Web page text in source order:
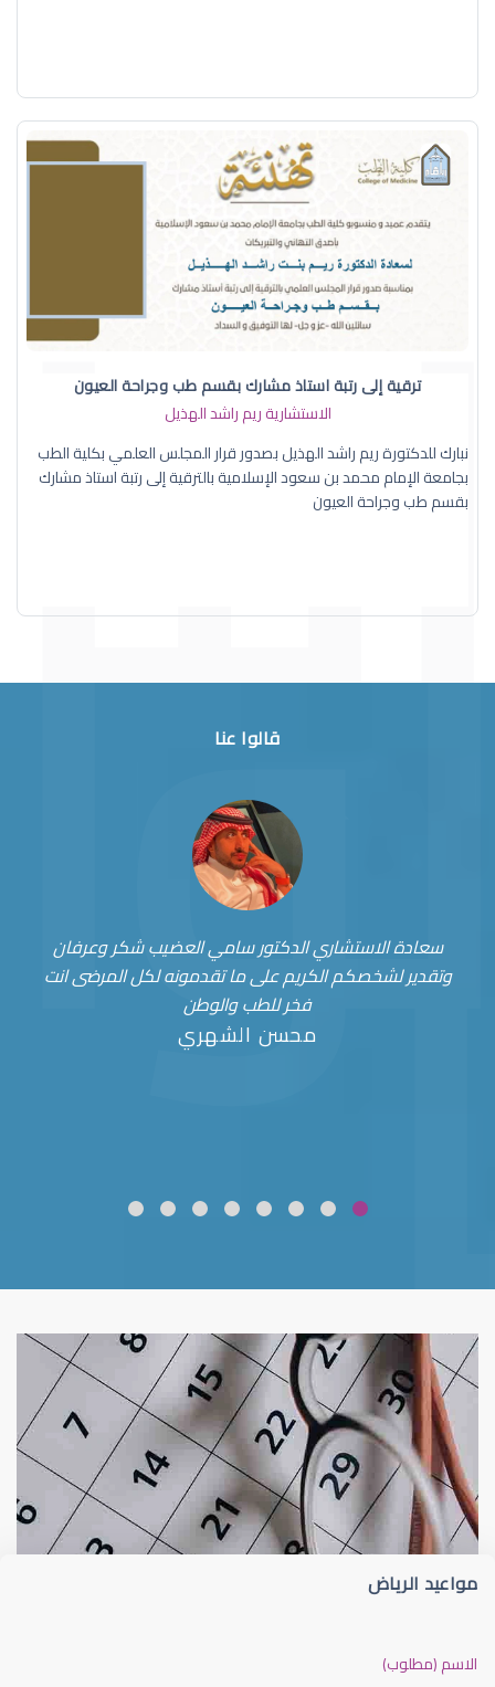
ترقية إلى رتبة استاذ مشارك بقسم طب وجراحة العيون
الاستشارية ريم راشد الهذيل
نبارك للدكتورة ريم راشد الهذيل بصدور قرار المجلس العلمي بكلية الطب
بجامعة الإمام محمد بن سعود الإسلامية بالترقية إلى رتبة استاذ مشارك
بقسم طب وجراحة العيون
قالوا عنا
سعادة الاستشاري الدكتور سامي العضيب شكر وعرفان
وتقدير لشخصكم الكريم على ما تقدمونه لكل المرضى انت
فخر للطب والوطن
محسن الشهري
قلوبال لرعاية العين ضعف نظر
مواعيد الرياض
الاسم (مطلوب)